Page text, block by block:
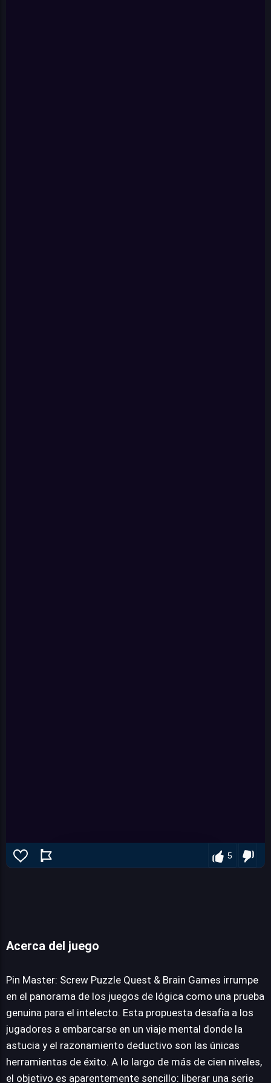
Brain Games
JUEGALO AHORA
5
Acerca del juego
Pin Master: Screw Puzzle Quest & Brain Games irrumpe
en el panorama de los juegos de lógica como una prueba
genuina para el intelecto. Esta propuesta desafía a los
jugadores a embarcarse en un viaje mental donde la
astucia y el razonamiento deductivo son las únicas
herramientas de éxito. A lo largo de más de cien niveles,
el objetivo es aparentemente sencillo: liberar una serie